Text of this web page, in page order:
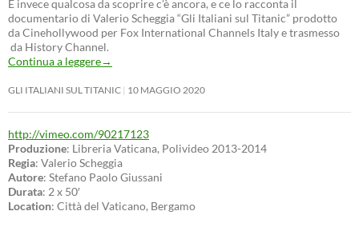
E invece qualcosa da scoprire c’è ancora, e ce lo racconta il
documentario di Valerio Scheggia “Gli Italiani sul Titanic” prodotto
da Cinehollywood per Fox International Channels Italy e trasmesso
da History Channel.
Continua a leggere→
GLI ITALIANI SUL TITANIC 10 MAGGIO 2020
http://vimeo.com/90217123
Produzione: Libreria Vaticana, Polivideo 2013-2014
Regia: Valerio Scheggia
Autore: Stefano Paolo Giussani
Durata: 2 x 50′
Location: Città del Vaticano, Bergamo